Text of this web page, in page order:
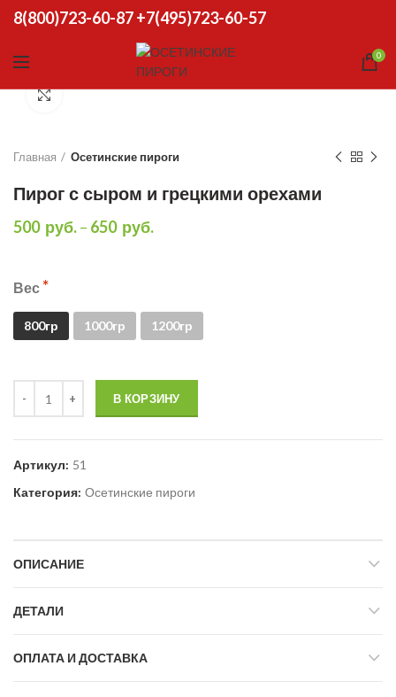
8(800)723-60-87+7(495)723-60-57
0
Главная Осетинские пироги
Пирог с сыром и грецкими орехами
500 руб.– 650 руб.
Вес
800гр 1000гр 1200гр
В КОРЗИНУ
Артикул: 51
Категория: Осетинские пироги
ОПИСАНИЕ
ДЕТАЛИ
ОПЛАТА И ДОСТАВКА